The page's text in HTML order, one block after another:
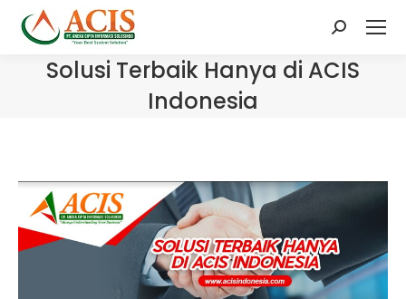
Search:
Solusi Terbaik Hanya di ACIS
Indonesia